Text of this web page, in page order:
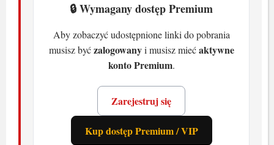
🔒 Wymagany dostęp Premium
Aby zobaczyć udostępnione linki do pobrania
musisz byćzalogowanyi musisz miećaktywne
konto Premium.
Zarejestruj się
Kup dostęp Premium / VIP